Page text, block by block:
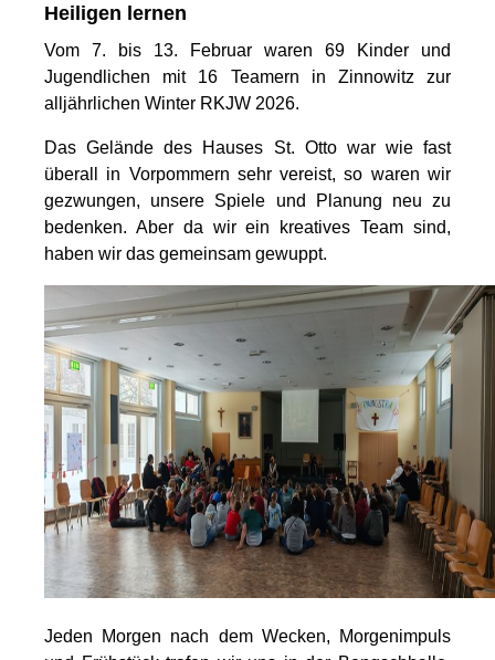
Heiligen lernen
Vom 7. bis 13. Februar waren 69 Kinder und
Jugendlichen mit 16 Teamern in Zinnowitz zur
alljährlichen Winter RKJW 2026.
Das Gelände des Hauses St. Otto war wie fast
überall in Vorpommern sehr vereist, so waren wir
gezwungen, unsere Spiele und Planung neu zu
bedenken. Aber da wir ein kreatives Team sind,
haben wir das gemeinsam gewuppt.
Jeden Morgen nach dem Wecken, Morgenimpuls